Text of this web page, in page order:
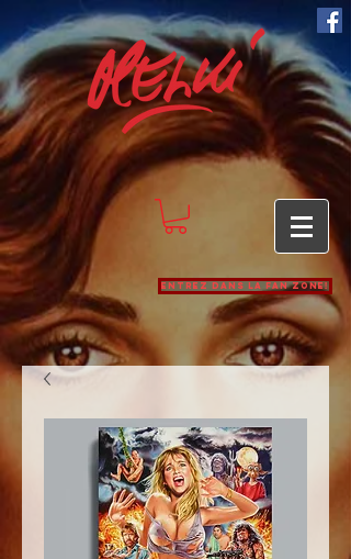
Entrez dans la Fan zone!